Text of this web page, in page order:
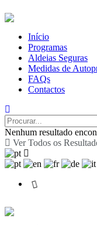
Início
Programas
Aldeias Seguras
Medidas de
FAQs
Contactos
Nenhum resultado
Ver Todos os